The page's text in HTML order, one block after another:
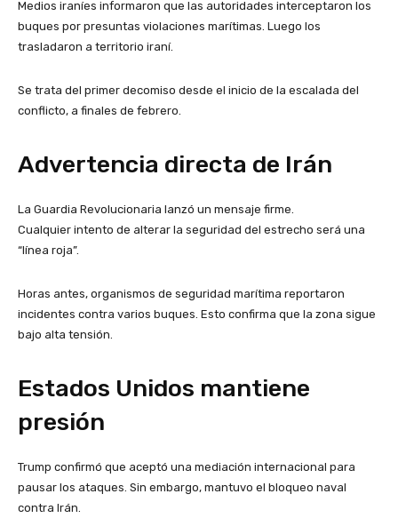
Medios iraníes informaron que las autoridades interceptaron los
buques por presuntas violaciones marítimas. Luego los
trasladaron a territorio iraní.
Se trata del primer decomiso desde el inicio de la escalada del
conflicto, a finales de febrero.
Advertencia directa de Irán
La Guardia Revolucionaria lanzó un mensaje firme.
Cualquier intento de alterar la seguridad del estrecho será una
“línea roja”.
Horas antes, organismos de seguridad marítima reportaron
incidentes contra varios buques. Esto confirma que la zona sigue
bajo alta tensión.
Estados Unidos mantiene
presión
Trump confirmó que aceptó una mediación internacional para
pausar los ataques. Sin embargo, mantuvo el bloqueo naval
contra Irán.